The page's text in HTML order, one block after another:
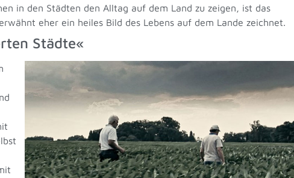
in den Städten den Alltag auf dem Land zu zeigen, ist das
eher ein heiles Bild des Lebens auf dem Lande zeichnet.
Städte«